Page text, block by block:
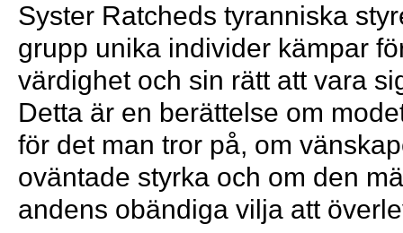
Syster Ratcheds tyranniska
grupp unika individer kämpar
värdighet och sin rätt att vara
Detta är en berättelse om
för det man tror på, om
oväntade styrka och om den
andens obändiga vilja att